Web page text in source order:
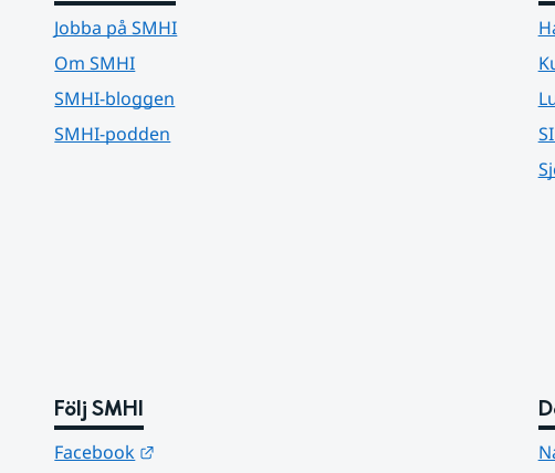
Jobba på SMHI
Om SMHI
SMHI-bloggen
SMHI-podden
Följ SMHI
Facebook